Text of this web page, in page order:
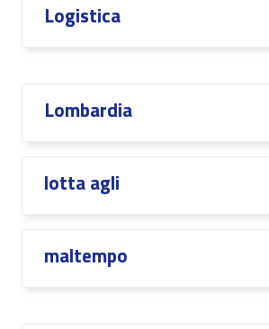
Logistica
Lombardia
lotta agli
maltempo